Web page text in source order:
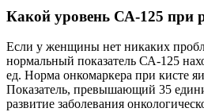
Какой уровень СА-125 при
Если у женщины нет никаких
нормальный показатель СА-125
ед. Норма онкомаркера при кисте
Показатель, превышающий 35
развитие заболевания